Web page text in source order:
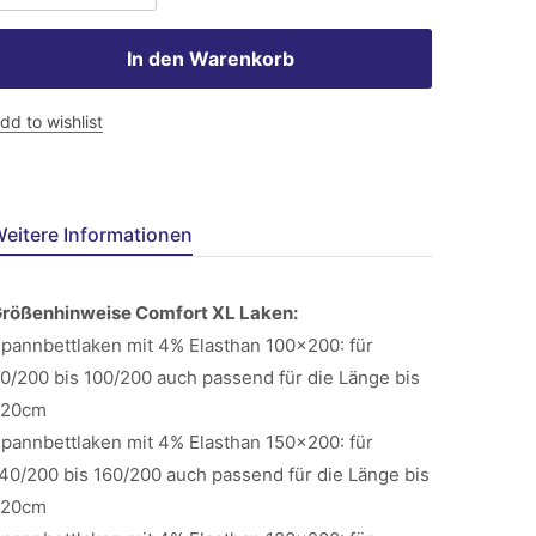
In den Warenkorb
to wishlist
Informationen
Comfort XL Laken:
mit 4% Elasthan 100x200: für
200 bis 100/200 auch passend für die Länge bis
mit 4% Elasthan 150x200: für
200 bis 160/200 auch passend für die Länge bis